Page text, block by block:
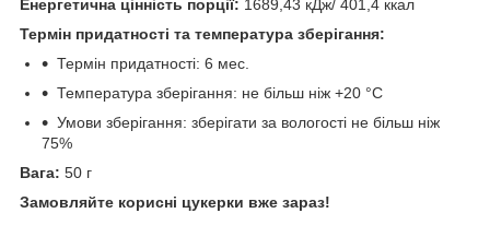
Енергетична цінність порції: 1689,43 кДж/ 401,4 ккал
Термін придатності та температура зберігання:
Термін придатності: 6 мес.
Температура зберігання: не більш ніж +20 °C
Умови зберігання: зберігати за вологості не більш ніж
75%
Вага: 50 г
Замовляйте корисні цукерки вже зараз!